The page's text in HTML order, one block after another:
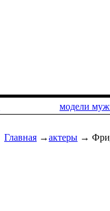
модели
Главная →актеры →